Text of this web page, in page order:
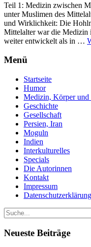
Teil 1: Medizin zwischen
unter Muslimen des
und Wirklichkeit: Die
Mittelalter war die Medizin
weiter entwickelt als in …
Menü
Startseite
Humor
Medizin, Körper und
Geschichte
Gesellschaft
Persien, Iran
Moguln
Indien
Interkulturelles
Specials
Die Autorinnen
Kontakt
Impressum
Datenschutzerklärung
Neueste Beiträge